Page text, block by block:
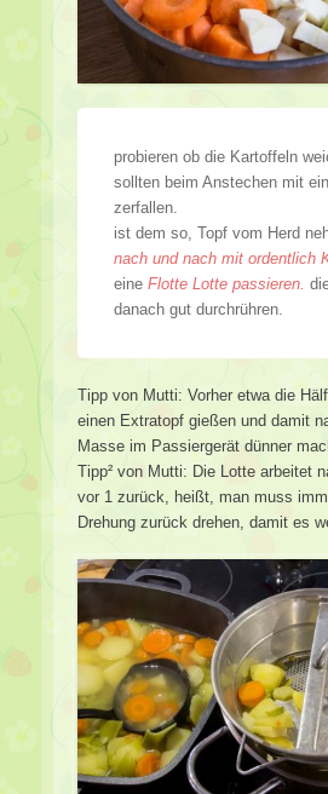
probieren ob die Kartoffeln
sollten beim Anstechen mit
zerfallen.
ist dem so, Topf vom Herd
nach und nach mit ordentlich
eine Flotte Lotte passieren.
danach gut durchrühren.
Tipp von Mutti: Vorher etwa die
einen Extratopf gießen und damit
Masse im Passiergerät dünner
Tipp² von Mutti: Die Lotte arbeitet
vor 1 zurück, heißt, man muss
Drehung zurück drehen, damit es